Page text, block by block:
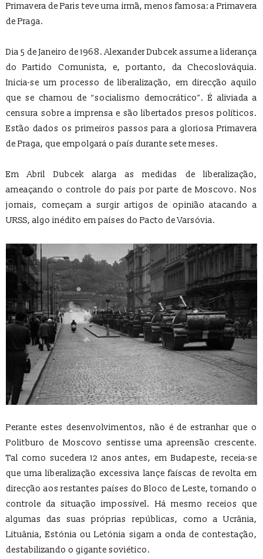
Primavera de Paris teve uma irmã, menos famosa: a Primavera
de Praga.
Dia 5 de Janeiro de 1968. Alexander Dubcek assume a liderança
do Partido Comunista, e, portanto, da Checoslováquia.
Inicia-se um processo de liberalização, em direcção aquilo
que se chamou de “socialismo democrático”. É aliviada a
censura sobre a imprensa e são libertados presos políticos.
Estão dados os primeiros passos para a gloriosa Primavera
de Praga, que empolgará o país durante sete meses.
Em Abril Dubcek alarga as medidas de liberalização,
ameaçando o controle do país por parte de Moscovo. Nos
jornais, começam a surgir artigos de opinião atacando a
URSS, algo inédito em países do Pacto de Varsóvia.
Perante estes desenvolvimentos, não é de estranhar que o
Politburo de Moscovo sentisse uma apreensão crescente.
Tal como sucedera 12 anos antes, em Budapeste, receia-se
que uma liberalização excessiva lançe faíscas de revolta em
direcção aos restantes países do Bloco de Leste, tornando o
controle da situação impossível. Há mesmo receios que
algumas das suas próprias repúblicas, como a Ucrânia,
Lituânia, Estónia ou Letónia sigam a onda de contestação,
destabilizando o gigante soviético.